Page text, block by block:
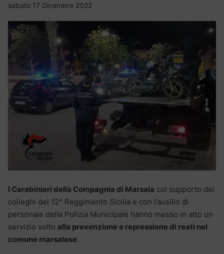
sabato 17 Dicembre 2022
I Carabinieri della Compagnia di Marsala col supporto dei
colleghi del 12° Reggimento Sicilia e con l’ausilio di
personale della Polizia Municipale hanno messo in atto un
servizio volto alla prevenzione e repressione di reati nel
comune marsalese.